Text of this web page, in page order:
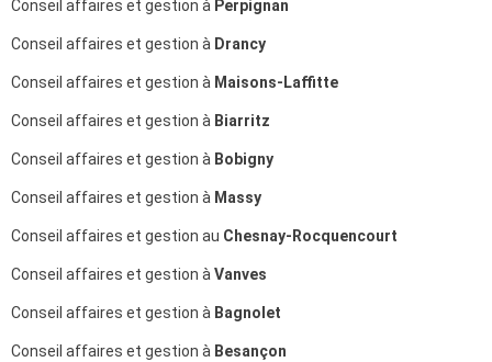
Conseil affaires et gestion à Perpignan
Conseil affaires et gestion à Drancy
Conseil affaires et gestion à Maisons-Laffitte
Conseil affaires et gestion à Biarritz
Conseil affaires et gestion à Bobigny
Conseil affaires et gestion à Massy
Conseil affaires et gestion au Chesnay-Rocquencourt
Conseil affaires et gestion à Vanves
Conseil affaires et gestion à Bagnolet
Conseil affaires et gestion à Besançon